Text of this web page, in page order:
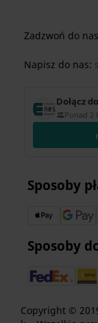
Zadzwoń do
Napisz do nas:
Dołącz
Ponad 2
Sposoby
Sposoby
Copyright ©